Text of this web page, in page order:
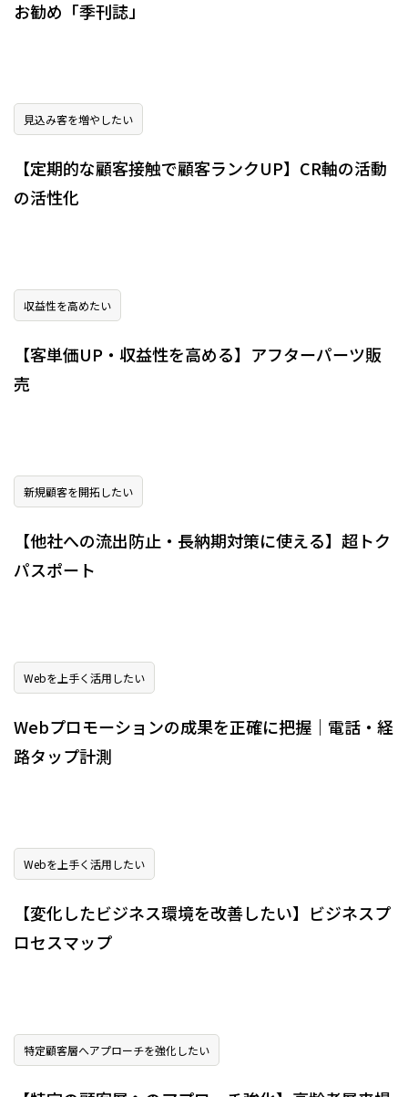
お勧め「季刊誌」
見込み客を増やしたい
【定期的な顧客接触で顧客ランクUP】CR軸の活動
の活性化
収益性を高めたい
【客単価UP・収益性を高める】アフターパーツ販
売
新規顧客を開拓したい
【他社への流出防止・長納期対策に使える】超トク
パスポート
Webを上手く活用したい
Webプロモーションの成果を正確に把握｜電話・経
路タップ計測
Webを上手く活用したい
【変化したビジネス環境を改善したい】ビジネスプ
ロセスマップ
特定顧客層へアプローチを強化したい